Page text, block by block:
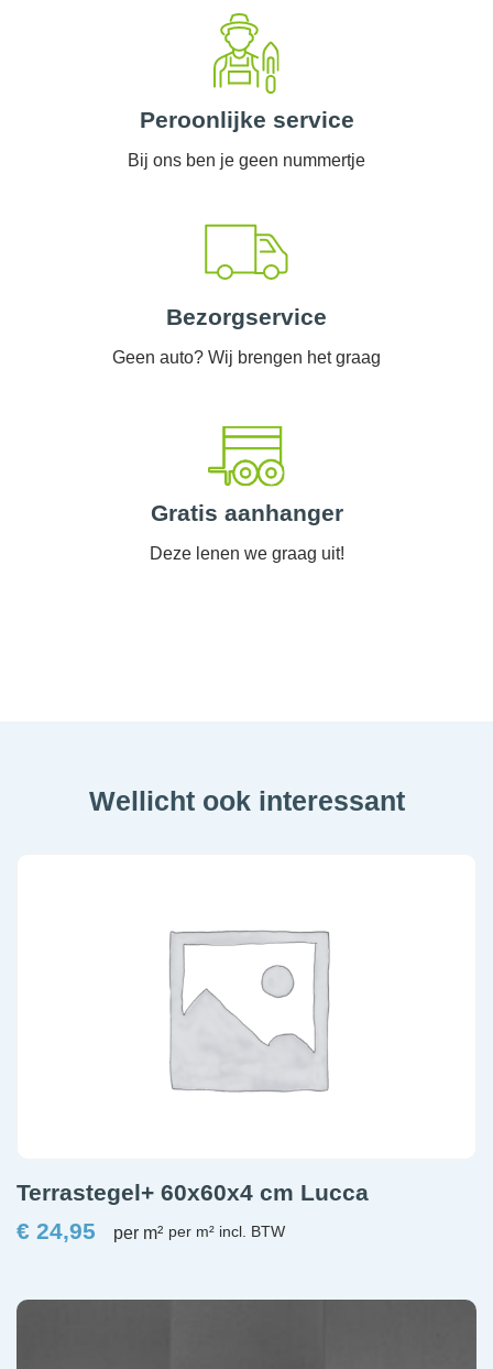
Peroonlijke service
Bij ons ben je geen nummertje
Bezorgservice
Geen auto? Wij brengen het graag
Gratis aanhanger
Deze lenen we graag uit!
Wellicht ook interessant
Terrastegel+ 60x60x4 cm Lucca
€ 24,95 per m²